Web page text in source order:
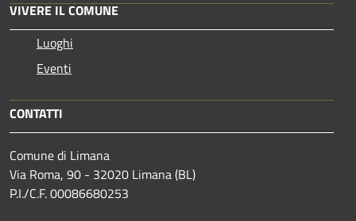
VIVERE IL COMUNE
Luoghi
Eventi
CONTATTI
Comune di Limana
Via Roma, 90 - 32020 Limana (BL)
P.I./C.F. 00086680253